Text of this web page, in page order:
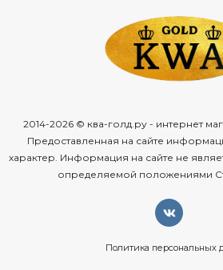
2014-2026 © ква-голд.ру - интернет
Предоставленная на сайте
характер. Информация на сайте не
определяемой положениями
Политика персональных